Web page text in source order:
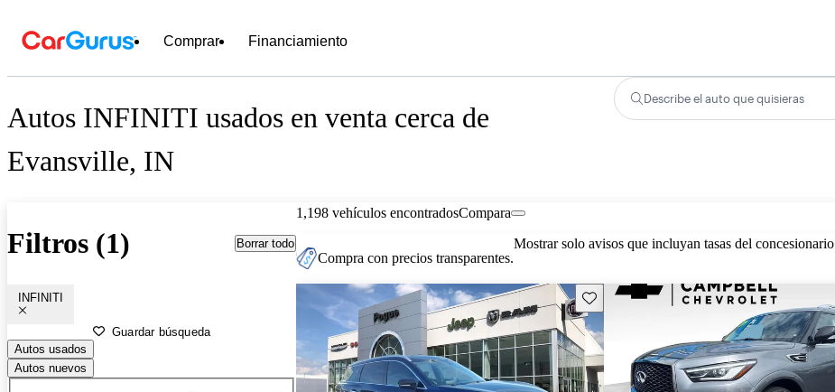
Comprar Financiamiento
Autos INFINITI usados en venta cerca de
Evansville, IN
Describe el auto que quisieras
Filtros (1) Borrar todo
INFINITI
Guardar búsqueda
Autos usados
Autos nuevos
1,198 vehículos encontradosCompara
Compra con precios transparentes.
Mostrar solo avisos que incluyan tasas del concesionario
Guarda este Aviso